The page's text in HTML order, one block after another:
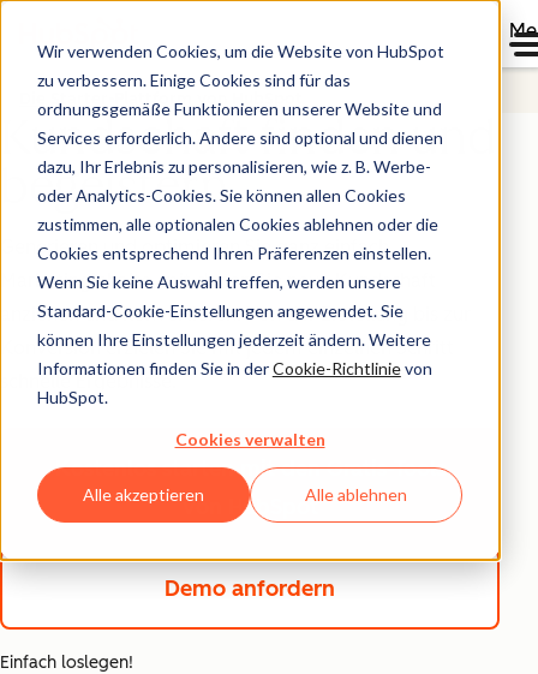
Wir verwenden Cookies, um die Website von HubSpot
zu verbessern. Einige Cookies sind für das
ordnungsgemäße Funktionieren unserer Website und
Services erforderlich. Andere sind optional und dienen
dazu, Ihr Erlebnis zu personalisieren, wie z. B. Werbe-
oder Analytics-Cookies. Sie können allen Cookies
zustimmen, alle optionalen Cookies ablehnen oder die
Cookies entsprechend Ihren Präferenzen einstellen.
Wenn Sie keine Auswahl treffen, werden unsere
Standard-Cookie-Einstellungen angewendet. Sie
können Ihre Einstellungen jederzeit ändern. Weitere
Informationen finden Sie in derCookie-Richtlinievon
HubSpot.
Cookies verwalten
Alle akzeptieren Alle ablehnen
Die Starter-Plattform von HubSpot
Kundschaft finden und
begeistern
Generieren und optimieren Sie ganz einfach
Marketinginhalte, mit denen Sie neue Kundschaft
anziehen und konvertieren. Von der Erstellung bis zur
Konversion erzielen Sie mit jedem einzelnen Schritt
schnelle Ergebnisse.
Kostenlos startenmit den Gratis-Tools
von HubSpot
Demo anfordern
Einfach loslegen!